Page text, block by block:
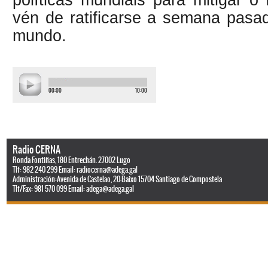
vén de ratificarse a semana
mundo.
00:00 10:00
Radio CERNA
Ronda Fontiñas, 180 Entrechán. 27002 Lugo
Tlf: 982 240 299 Email:radiocerna@adega.gal
Administración:Avenida de Castelao, 20-Baixo 15704 Santiago de Compostela
Tlf/Fax: 981 570 099 Email:adega@adega.gal